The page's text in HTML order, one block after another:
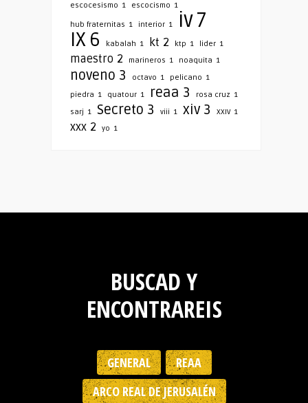
escocesismo 1 escocismo 1
hub fraternitas 1 interior 1 iv7
IX 6 kabalah 1 kt 2 ktp 1 lider 1
maestro 2 marineros 1 noaquita 1
noveno 3 octavo 1 pelicano 1
piedra 1 quatour 1 reaa 3 rosa cruz 1
sarj 1 Secreto 3 viii 1 xiv 3 XXIV 1
xxx 2 yo 1
BUSCAD Y
ENCONTRAREIS
GENERAL
REAA
ARCO REAL DE JERUSALÉN